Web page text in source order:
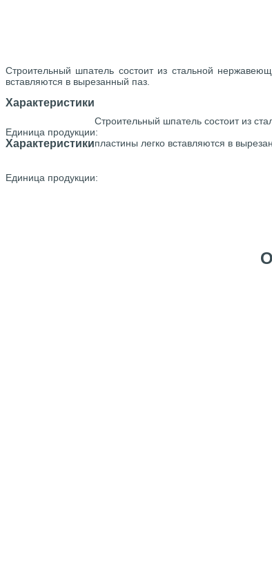
Строительный шпатель состоит из стальной
вставляются в вырезанный паз.
Характеристики
Единица продукции:
Строительный шпатель состоит из
пластины легко вставляются в
Характеристики
Единица продукции: